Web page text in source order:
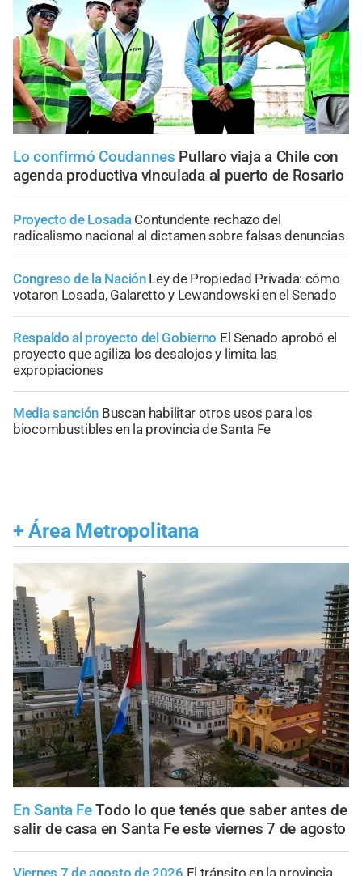
Lo confirmó Coudannes Pullaro viaja a Chile con
agenda productiva vinculada al puerto de Rosario
Proyecto de Losada Contundente rechazo del
radicalismo nacional al dictamen sobre falsas denuncias
Congreso de la Nación Ley de Propiedad Privada: cómo
votaron Losada, Galaretto y Lewandowski en el Senado
Respaldo al proyecto del Gobierno El Senado aprobó el
proyecto que agiliza los desalojos y limita las
expropiaciones
Media sanción Buscan habilitar otros usos para los
biocombustibles en la provincia de Santa Fe
+ Área Metropolitana
En Santa FeTodo lo que tenés que saber antes de
salir de casa en Santa Fe este viernes 7 de agosto